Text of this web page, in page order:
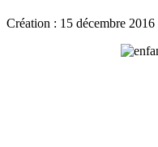
Création : 15 décembre 2016